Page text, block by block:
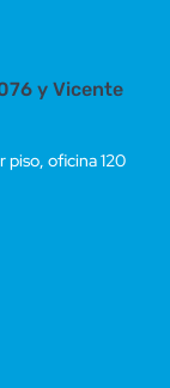
y Vicente
piso, oficina 120